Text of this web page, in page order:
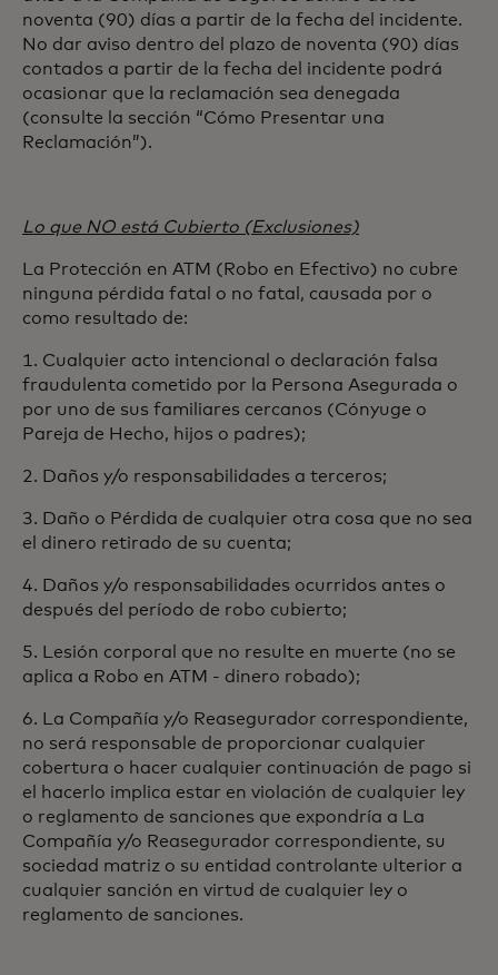
noventa (90) días a partir de la fecha del incidente.
No dar aviso dentro del plazo de noventa (90) días
contados a partir de la fecha del incidente podrá
ocasionar que la reclamación sea denegada
(consulte la sección “Cómo Presentar una
Reclamación”).
Lo que NO está Cubierto (Exclusiones)
La Protección en ATM (Robo en Efectivo) no cubre
ninguna pérdida fatal o no fatal, causada por o
como resultado de:
1. Cualquier acto intencional o declaración falsa
fraudulenta cometido por la Persona Asegurada o
por uno de sus familiares cercanos (Cónyuge o
Pareja de Hecho, hijos o padres);
2. Daños y/o responsabilidades a terceros;
3. Daño o Pérdida de cualquier otra cosa que no sea
el dinero retirado de su cuenta;
4. Daños y/o responsabilidades ocurridos antes o
después del período de robo cubierto;
5. Lesión corporal que no resulte en muerte (no se
aplica a Robo en ATM - dinero robado);
6. La Compañía y/o Reasegurador correspondiente,
no será responsable de proporcionar cualquier
cobertura o hacer cualquier continuación de pago si
el hacerlo implica estar en violación de cualquier ley
o reglamento de sanciones que expondría a La
Compañía y/o Reasegurador correspondiente, su
sociedad matriz o su entidad controlante ulterior a
cualquier sanción en virtud de cualquier ley o
reglamento de sanciones.